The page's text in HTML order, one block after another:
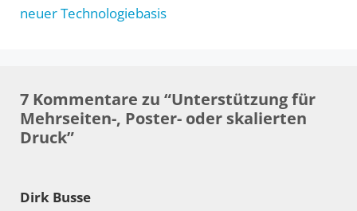
neuer Technologiebasis
7 Kommentare zu “Unterstützung für
Mehrseiten-, Poster- oder skalierten
Druck”
Dirk Busse